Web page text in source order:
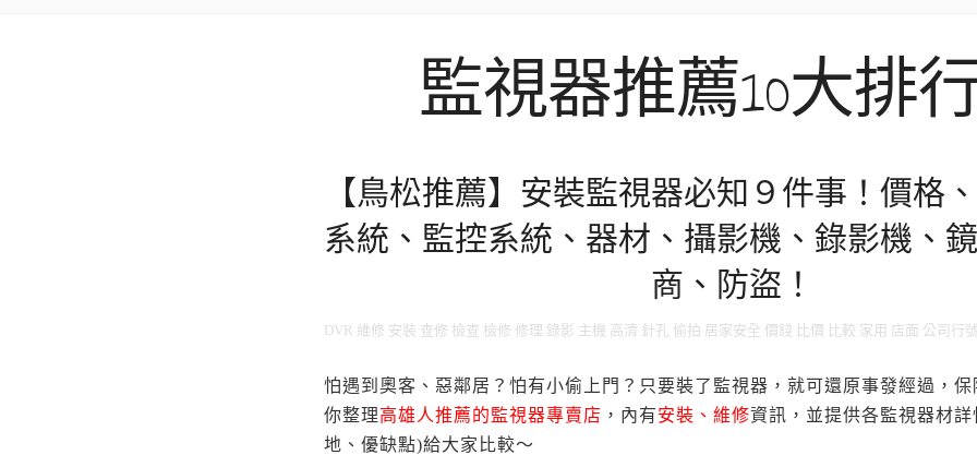
監視器推薦10大排
【鳥松推薦】安裝監視器必知９件事！價格
系統、監控系統、器材、攝影機、錄影機、
商、防盜！
DVR 維修 安裝 查修 檢查 檢修 修理 錄影 主機 高清 針孔 偷拍 居家安全 價錢 比價 比較 家用 店面 公司行
怕遇到奧客、惡鄰居？怕有小偷上門？只要裝了監視器，就可還原事發經過，
你整理高雄人推薦的監視器專賣店 ，內有安裝、維修資訊，並提供各監視器材
地、優缺點)給大家比較～